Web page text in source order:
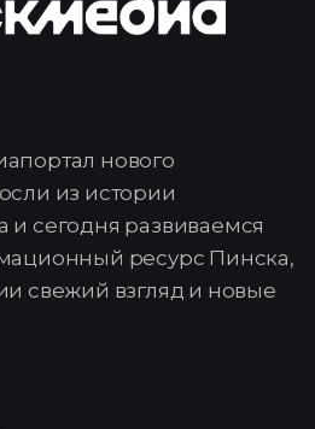
нового
из истории
сегодня развиваемся
ресурс Пинска,
свежий взгляд и новые